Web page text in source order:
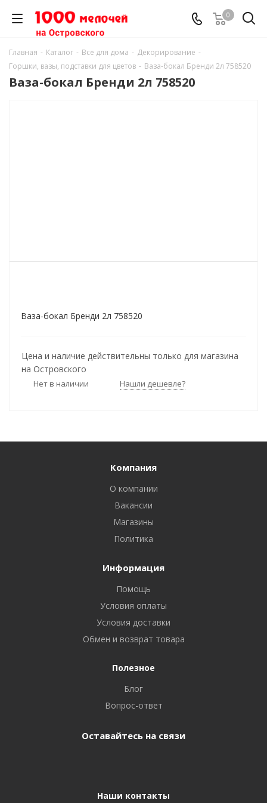
0
Главная - Каталог - Все для дома - Декорирование -
Горшки, вазы, подставки для цветов - Ваза-бокал Бренди 2л 758520
Ваза-бокал Бренди 2л 758520
Ваза-бокал Бренди 2л 758520
Цена и наличие действительны только для магазина
на Островского
Нет в наличии Нашли дешевле?
Компания
О компании
Вакансии
Магазины
Политика
Информация
Помощь
Условия оплаты
Условия доставки
Обмен и возврат товара
Полезное
Блог
Вопрос-ответ
Оставайтесь на связи
Наши контакты